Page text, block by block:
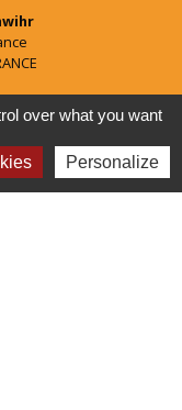
over what you want
Personalize